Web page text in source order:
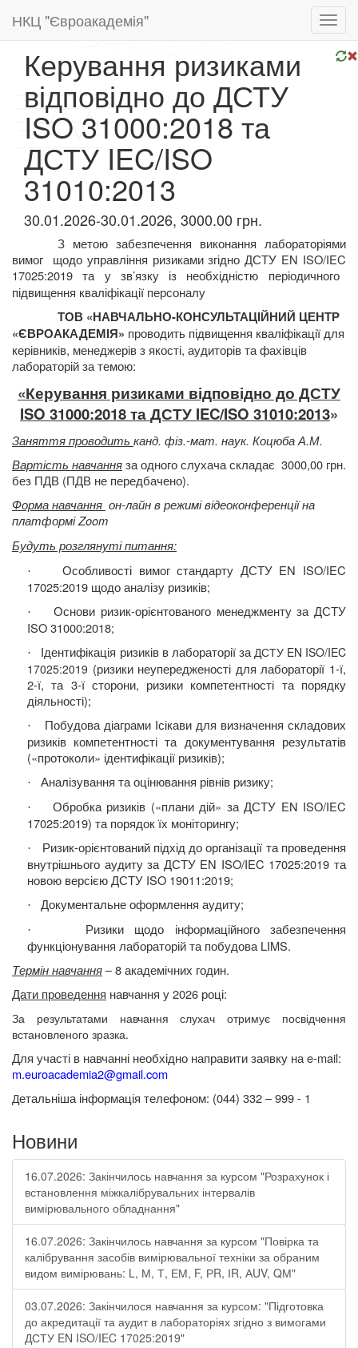
НКЦ "Євроакадемія"
Керування ризиками
відповідно до ДСТУ
ISO 31000:2018 та
ДСТУ IEC/ISO
31010:2013
30.01.2026-30.01.2026, 3000.00 грн.
З метою забезпечення виконання лабораторіями
вимог
щодо управління ризиками згідно ДСТУ EN ISO/IEC
17025:2019 та у зв’язку із необхідністю періодичного
підвищення кваліфікації персоналу
ТОВ «НАВЧАЛЬНО-КОНСУЛЬТАЦІЙНИЙ ЦЕНТР
«ЄВРОАКАДЕМІЯ» проводить підвищення кваліфікації для
керівників, менеджерів з якості, аудиторів та фахівців
лабораторій за темою:
«Керування ризиками відповідно до ДСТУ
ISO 31000:2018таДСТУ IEC/ISO 31010:2013»
Заняття проводить канд. фіз.-мат. наук. Коцюба А.М.
Вартість навчанняза одного слухача складає 3000,00 грн.
без ПДВ (ПДВ не передбачено).
Форма навчання он-лайн в режимі відеоконференції на
платформі Zoom
Будуть розглянуті питання:
·
Особливості вимог стандарту ДСТУ EN ISO/IEC
17025:2019 щодо аналізу ризиків;
·
Основи ризик-орієнтованого менеджменту за ДСТУ
ISO 31000:2018;
· Ідентифікація ризиків в лабораторії за ДСТУ EN ISO/IEC
17025:2019 (ризики неупередженості для лабораторії 1-ї,
2-ї, та 3-ї сторони, ризики компетентності та порядку
діяльності);
·
Побудова діаграми Ісікави для визначення складових
ризиків компетентності та документування результатів
(«протоколи» ідентифікації ризиків);
· Аналізування та оцінювання рівнів ризику;
·
Обробка ризиків («плани дій» за ДСТУ EN ISO/IEC
17025:2019) та порядок їх моніторингу;
·
Ризик-орієнтований підхід до організації та проведення
внутрішнього аудиту за ДСТУ EN ISO/IEC 17025:2019 та
новою версією ДСТУ ISO 19011:2019;
· Документальне оформлення аудиту;
·
Ризики щодо інформаційного забезпечення
функціонування лабораторій та побудова LIMS.
Термін навчання– 8 академічних годин.
Дати проведення навчання у2026 році:
За результатами навчання слухач отримує посвідчення
встановленого зразка.
Для участі в навчанні необхідно направити заявку наe-mail:
m.euroacademia2@gmail.com
Детальніша інформація телефоном: (044) 332 – 999 - 1
Новини
16.07.2026: Закінчилось навчання за курсом "Розрахунок і
встановлення міжкалібрувальних інтервалів
вимірювального обладнання"
16.07.2026: Закінчилось навчання за курсом "Повірка та
калібрування засобів вимірювальної техніки за обраним
видом вимірювань: L, М, Т, ЕМ, F, РR, ІR, АUV, QМ"
03.07.2026: Закінчилося навчання за курсом: "Підготовка
до акредитації та аудит в лабораторіях згідно з вимогами
ДСТУ EN ISO/IEC 17025:2019"